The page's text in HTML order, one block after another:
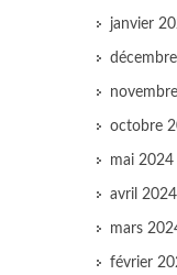
janvier
octobre
mai 2024
avril 2024
mars
février